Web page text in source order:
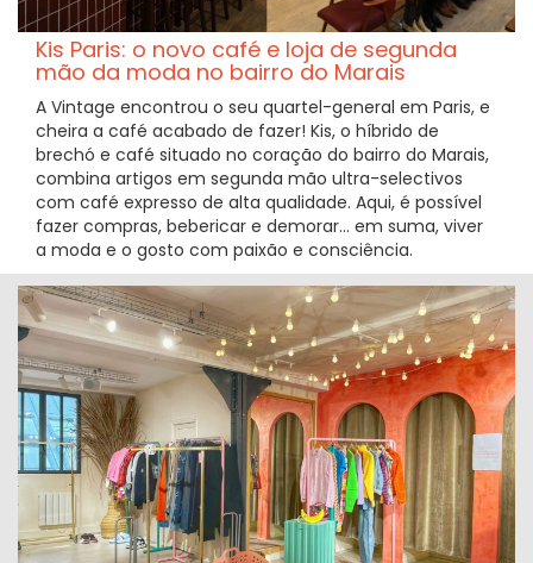
Kis Paris: o novo café e loja de segunda
mão da moda no bairro do Marais
A Vintage encontrou o seu quartel-general em Paris, e
cheira a café acabado de fazer! Kis, o híbrido de
brechó e café situado no coração do bairro do Marais,
combina artigos em segunda mão ultra-selectivos
com café expresso de alta qualidade. Aqui, é possível
fazer compras, bebericar e demorar... em suma, viver
a moda e o gosto com paixão e consciência.